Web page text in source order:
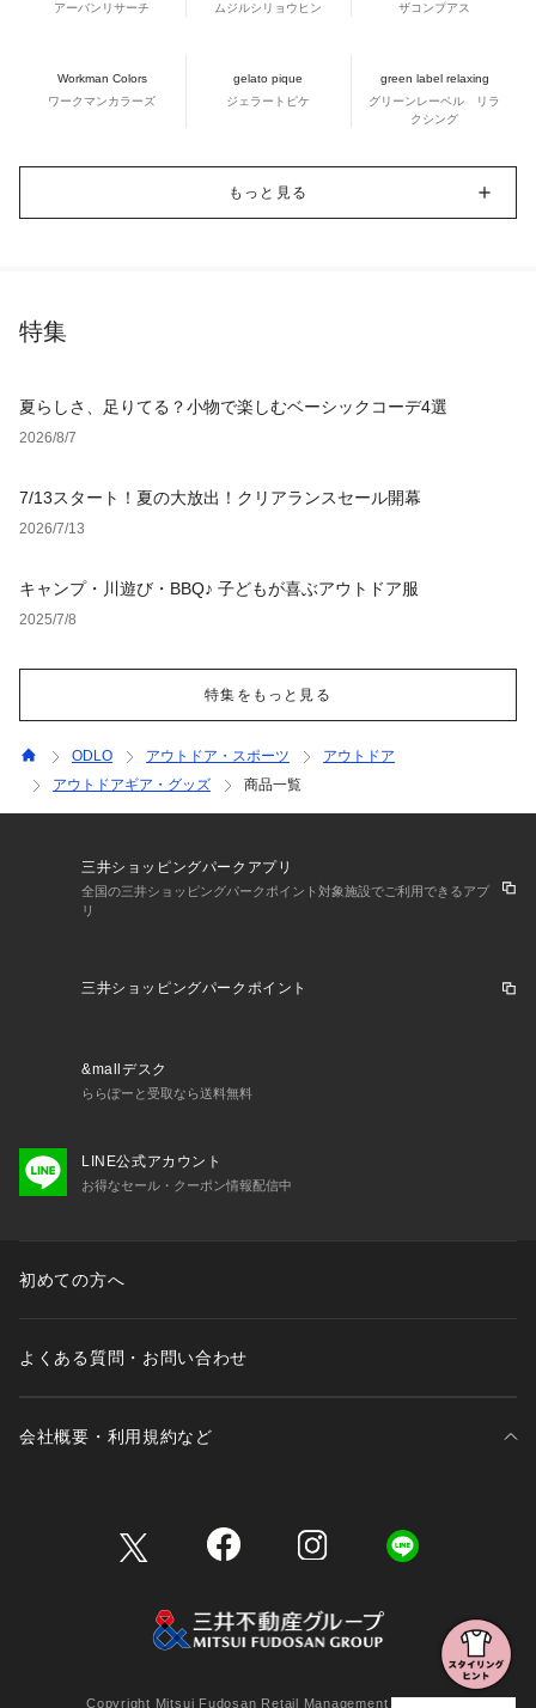
アーバンリサーチ
ムジルシリョウヒン
ザコンプアス
Workman Colors
ワークマンカラーズ
gelato pique
ジェラートピケ
green label relaxing
グリーンレーベル リラ
クシング
もっと見る
特集
夏らしさ、足りてる？小物で楽しむベーシックコーデ4選
2026/8/7
7/13スタート！夏の大放出！クリアランスセール開幕
2026/7/13
キャンプ・川遊び・BBQ♪ 子どもが喜ぶアウトドア服
2025/7/8
特集をもっと見る
ODLO アウトドア・スポーツ
アウトドア
アウトドアギア・グッズ
商品一覧
三井ショッピングパークアプリ
全国の三井ショッピングパークポイント対象施設でご利用できるアプ
リ
三井ショッピングパークポイント
&mallデスク
ららぽーと受取なら送料無料
LINE公式アカウント
お得なセール・クーポン情報配信中
初めての方へ
よくある質問・お問い合わせ
会社概要・利用規約など
Copyright Mitsui Fudosan Retail Management Co., Ltd.